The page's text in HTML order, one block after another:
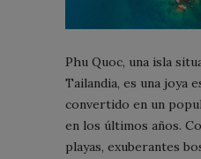
Phu Quoc, una isla
Tailandia, es una joya
convertido en un
en los últimos años.
playas, exuberantes